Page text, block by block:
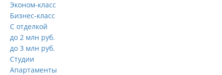
Эконом-класс
Бизнес-класс
С отделкой
до 2 млн руб.
до 3 млн руб.
Студии
Апартаменты